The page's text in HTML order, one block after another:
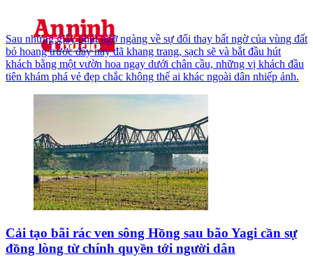
Sau những giây phút ngỡ ngàng về sự đổi thay bất ngờ của vùng đất
bỏ hoang trước đây nay đã khang trang, sạch sẽ và bắt đầu hút
khách bằng một vườn hoa ngay dưới chân cầu, những vị khách đầu
tiên khám phá vẻ đẹp chắc không thể ai khác ngoài dân nhiếp ảnh.
Cải tạo bãi rác ven sông Hồng sau bão Yagi cần sự
đồng lòng từ chính quyền tới người dân